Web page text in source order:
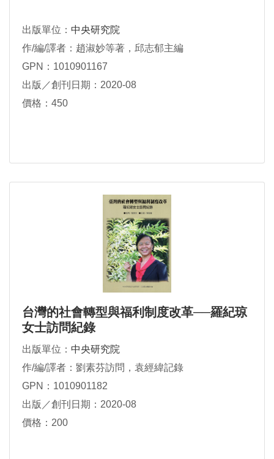
出版單位： 中央研究院
作/編/譯者：趙淑妙等著，邱志郁主編
GPN：1010901167
出版／創刊日期：2020-08
價格：450
台灣的社會轉型與福利制度改革──羅紀琼
女士訪問紀錄
出版單位： 中央研究院
作/編/譯者：劉素芬訪問，袁經緯記錄
GPN：1010901182
出版／創刊日期：2020-08
價格：200